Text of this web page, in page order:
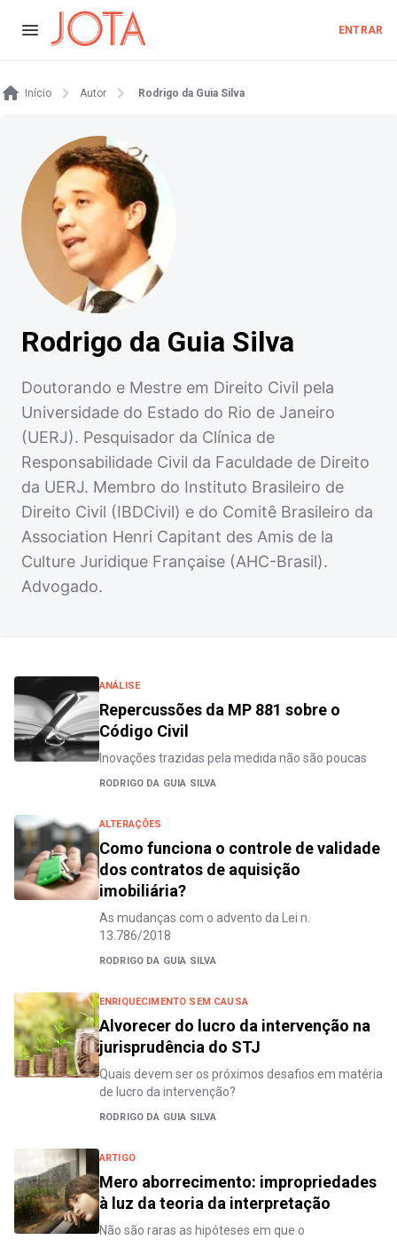
ENTRAR
Início Autor Rodrigo da Guia Silva
Rodrigo da Guia Silva
Doutorando e Mestre em Direito Civil pela
Universidade do Estado do Rio de Janeiro
(UERJ). Pesquisador da Clínica de
Responsabilidade Civil da Faculdade de Direito
da UERJ. Membro do Instituto Brasileiro de
Direito Civil (IBDCivil) e do Comitê Brasileiro da
Association Henri Capitant des Amis de la
Culture Juridique Française (AHC-Brasil).
Advogado.
ANÁLISE
Repercussões da MP 881 sobre o
Código Civil
Inovações trazidas pela medida não são poucas
RODRIGO DA GUIA SILVA
ALTERAÇÕES
Como funciona o controle de validade
dos contratos de aquisição
imobiliária?
As mudanças com o advento da Lei n.
13.786/2018
RODRIGO DA GUIA SILVA
ENRIQUECIMENTO SEM CAUSA
Alvorecer do lucro da intervenção na
jurisprudência do STJ
Quais devem ser os próximos desafios em matéria
de lucro da intervenção?
RODRIGO DA GUIA SILVA
ARTIGO
Mero aborrecimento: impropriedades
à luz da teoria da interpretação
Não são raras as hipóteses em que o